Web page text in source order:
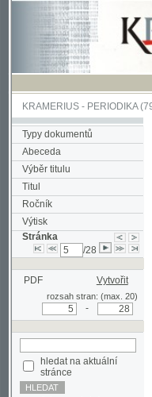
KRAMERIUS-PERIODIKA(796/
Typy dokumentů
Abeceda
Výběr titulu
Titul
Ročník
Výtisk
Stránka
PDF Vytvořit
rozsah stran: (max. 20)
stránce
Pokročilé vyhledávání